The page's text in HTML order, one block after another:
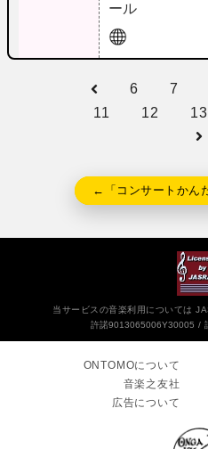
ール
6 7
11
12 13
←「コンサートかん
当サービスの音楽利用については
許諾9013065006Y30005
ONTOMOについて
音楽之友社
広告について